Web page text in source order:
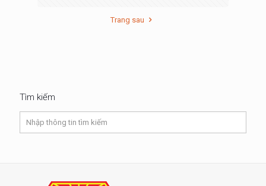
Trang sau
Tìm kiếm